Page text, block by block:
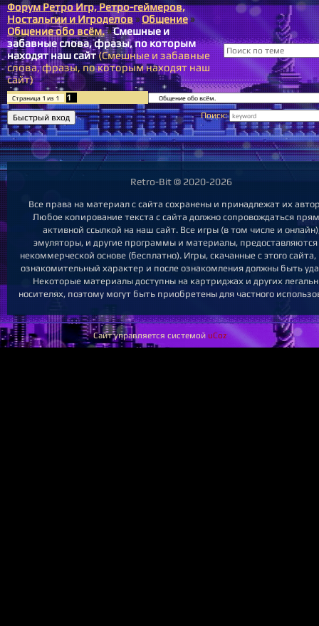
Форум Ретро Игр, Ретро-геймеров,
Ностальгии и Игроделов»Общение»
Общение обо всём.»Смешные и
забавные слова, фразы, по которым
находят наш сайт(Смешные и забавные
слова, фразы, по которым находят наш
сайт)
Страница 1 из 1
1
Поиск:
Retro-Bit © 2020-2026
Все права на материал с сайта сохранены и принадлежат их
Любое копирование текста с сайта должно сопровождаться
активной ссылкой на наш сайт. Все игры (в том числе и
эмуляторы, и другие программы и материалы, предоставляются
некоммерческой основе (бесплатно). Игры, скачанные с этого сайта,
ознакомительный характер и после ознакомления должны быть
Некоторые материалы доступны на картриджах и других
носителях, поэтому могут быть приобретены для частного
Сайт управляется системой uCoz